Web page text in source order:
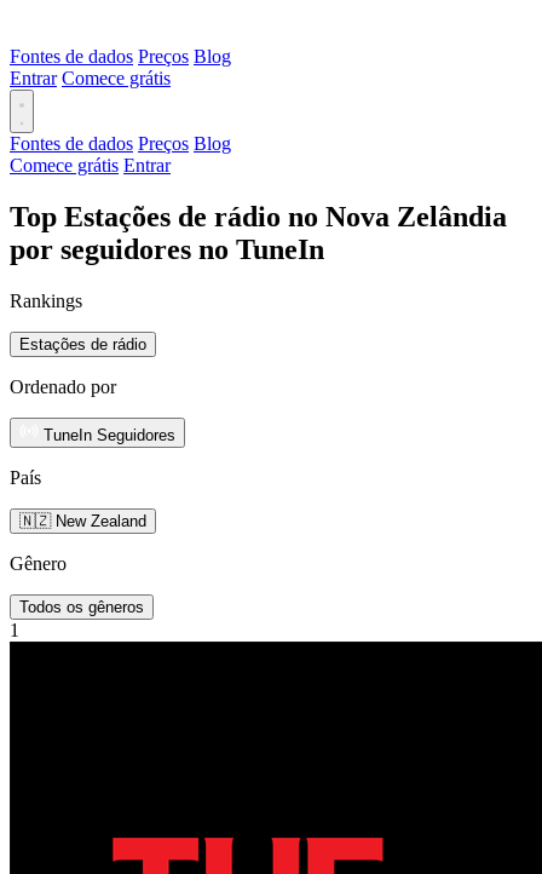
Fontes de dados Preços Blog
Entrar Comece grátis
Fontes de dados Preços Blog
Comece grátis Entrar
Top Estações de rádio no Nova Zelândia
por seguidores no TuneIn
Rankings
Estações de rádio
Ordenado por
TuneIn Seguidores
País
🇳🇿 New Zealand
Gênero
Todos os gêneros
1